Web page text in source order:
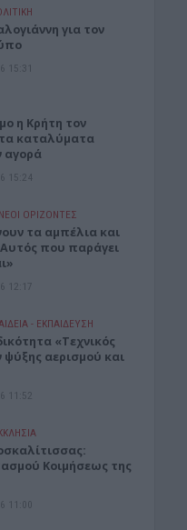
για τον
15:31
η Κρήτη τον
καταλύματα
αγορά
15:24
ΝΕΟΙ ΟΡΙΖΟΝΤΕΣ
τα αμπέλια και
που παράγει
12:17
- ΕΚΠΑΙΔΕΥΣΗ
«Τεχνικός
αερισμού και
11:52
Κοιμήσεως της
11:00